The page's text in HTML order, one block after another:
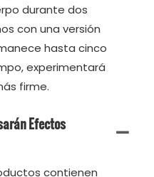
durante dos
con una versión
hasta cinco
experimentará
firme.
Efectos
contienen